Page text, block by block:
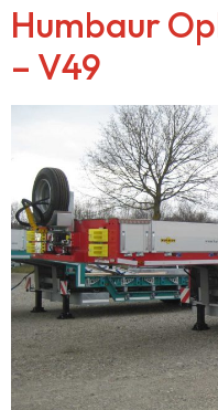
Humbaur
– V49